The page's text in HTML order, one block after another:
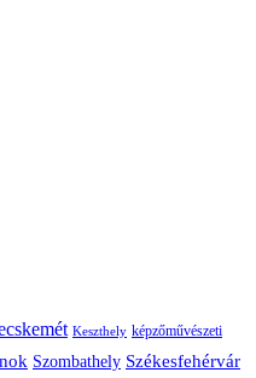
Keszthely képzőművészeti
Szombathely Székesfehérvár